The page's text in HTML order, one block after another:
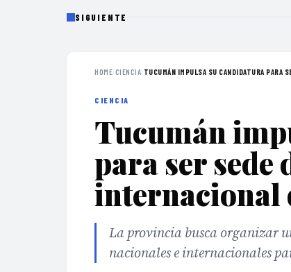
SIGUIENTE
HOME›CIENCIA› TUCUMÁN IMPULSA SU CANDIDATURA PARA
CIENCIA
Tucumán
para ser sede
internacional
La provincia busca organizar
nacionales e internacionales